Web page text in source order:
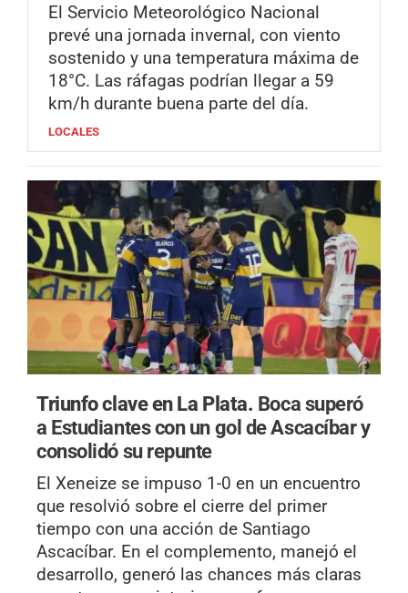
El Servicio Meteorológico Nacional
prevé una jornada invernal, con viento
sostenido y una temperatura máxima de
18°C. Las ráfagas podrían llegar a 59
km/h durante buena parte del día.
LOCALES
Triunfo clave en La Plata. Boca superó
a Estudiantes con un gol de Ascacíbar y
consolidó su repunte
El Xeneize se impuso 1-0 en un encuentro
que resolvió sobre el cierre del primer
tiempo con una acción de Santiago
Ascacíbar. En el complemento, manejó el
desarrollo, generó las chances más claras